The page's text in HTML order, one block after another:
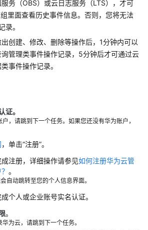
务（OBS）或云日志服务（LTS），才可
里面查看历史事件信息。否则，您将无法
录。
创建、修改、删除等操作后，1分钟内可以
管理类事件操作记录，5分钟后才可通过云
事件操作记录。
证。
，请跳到下一个任务。如果您还没有华为账户，
，单击“注册”。
注册，详细操作请参见如何注册华为云管
。
自动跳转至您的个人信息界面。
个人或企业账号实名认证。
。
为云，请跳到下一个任务。